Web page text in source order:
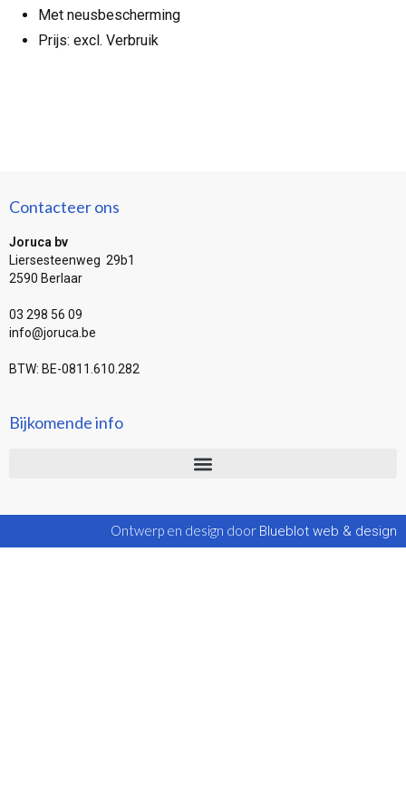
Met neusbescherming
Prijs: excl. Verbruik
Contacteer ons
Joruca bv
Liersesteenweg 29b1
2590 Berlaar
03 298 56 09
info@joruca.be
BTW: BE-0811.610.282
Bijkomende info
Ontwerp en design door Blueblot web & design